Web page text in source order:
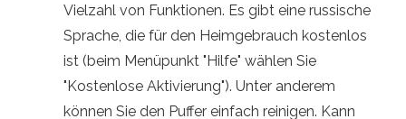
Vielzahl von Funktionen. Es gibt eine russische
Sprache, die für den Heimgebrauch kostenlos
ist (beim Menüpunkt "Hilfe" wählen Sie
"Kostenlose Aktivierung"). Unter anderem
können Sie den Puffer einfach reinigen. Kann